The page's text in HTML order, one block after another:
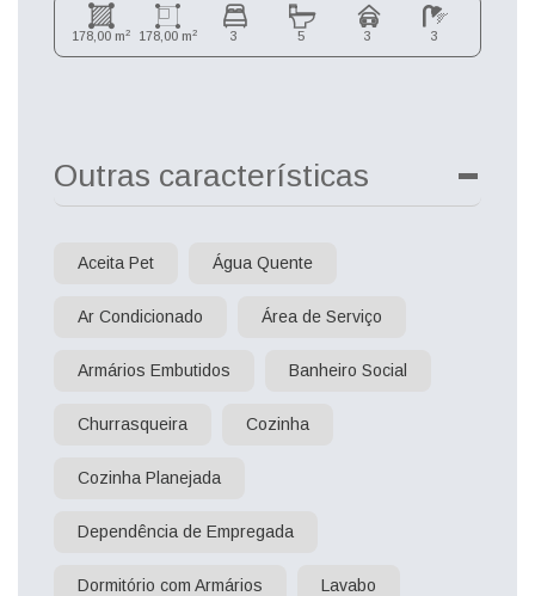
178,00 m2 178,00 m2 3 5 3 3
Outras características
Aceita Pet Água Quente
Ar Condicionado Área de Serviço
Armários Embutidos Banheiro Social
Churrasqueira Cozinha
Cozinha Planejada
Dependência de Empregada
Dormitório com Armários Lavabo